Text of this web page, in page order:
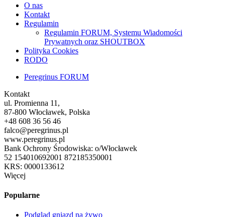
O nas
Kontakt
Regulamin
Regulamin FORUM, Systemu Wiadomości
Prywatnych oraz SHOUTBOX
Polityka Cookies
RODO
Peregrinus FORUM
Kontakt
ul. Promienna 11,
87-800 Włocławek, Polska
+48 608 36 56 46
falco@peregrinus.pl
www.peregrinus.pl
Bank Ochrony Środowiska: o/Włocławek
52 154010692001 872185350001
KRS: 0000133612
Więcej
Popularne
Podgląd gniazd na żywo